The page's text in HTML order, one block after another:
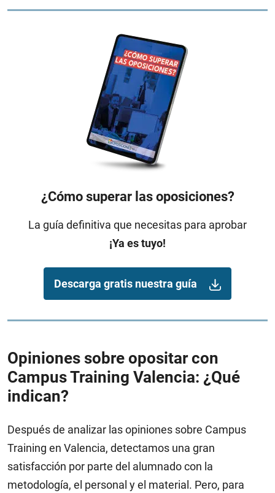
¿Cómo superar las oposiciones?
La guía definitiva que necesitas para aprobar
¡Ya es tuyo!
Descarga gratis nuestra guía
Opiniones sobre opositar con
Campus Training Valencia: ¿Qué
indican?
Después de analizar las opiniones sobre Campus
Training en Valencia, detectamos una gran
satisfacción por parte del alumnado con la
metodología, el personal y el material. Pero, para